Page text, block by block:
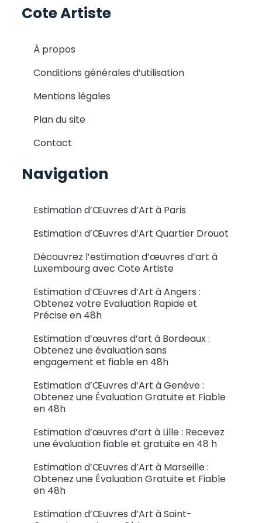
Cote Artiste
À propos
Conditions générales d’utilisation
Mentions légales
Plan du site
Contact
Navigation
Estimation d’Œuvres d’Art à Paris
Estimation d’Œuvres d’Art Quartier Drouot
Découvrez l’estimation d’œuvres d’art à
Luxembourg avec Cote Artiste
Estimation d’Œuvres d’Art à Angers :
Obtenez votre Evaluation Rapide et
Précise en 48h
Estimation d’œuvres d’art à Bordeaux :
Obtenez une évaluation sans
engagement et fiable en 48h
Estimation d’Œuvres d’Art à Genève :
Obtenez une Évaluation Gratuite et Fiable
en 48h
Estimation d’œuvres d’art à Lille : Recevez
une évaluation fiable et gratuite en 48 h
Estimation d’Œuvres d’Art à Marseille :
Obtenez une Évaluation Gratuite et Fiable
en 48h
Estimation d’Œuvres d’Art à Saint-